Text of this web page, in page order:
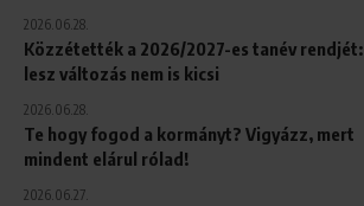
2026.06.28.
Közzétették a 2026/2027-es tanév rendjét:
lesz változás nem is kicsi
2026.06.28.
Te hogy fogod a kormányt? Vigyázz, mert
mindent elárul rólad!
2026.06.27.